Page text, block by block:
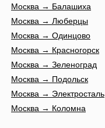
Москва → Балашиха
Москва → Люберцы
Москва → Одинцово
Москва → Красногорск
Москва → Зеленоград
Москва → Подольск
Москва → Электросталь
Москва → Коломна